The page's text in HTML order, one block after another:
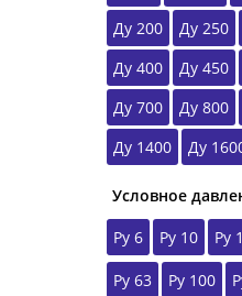
Ду 200
Ду 250
Ду 400
Ду 450
Ду 700
Ду 800
Ду 1400
Ду
Условное
Ру 6
Ру 10 Ру
Ру 63 Ру 100